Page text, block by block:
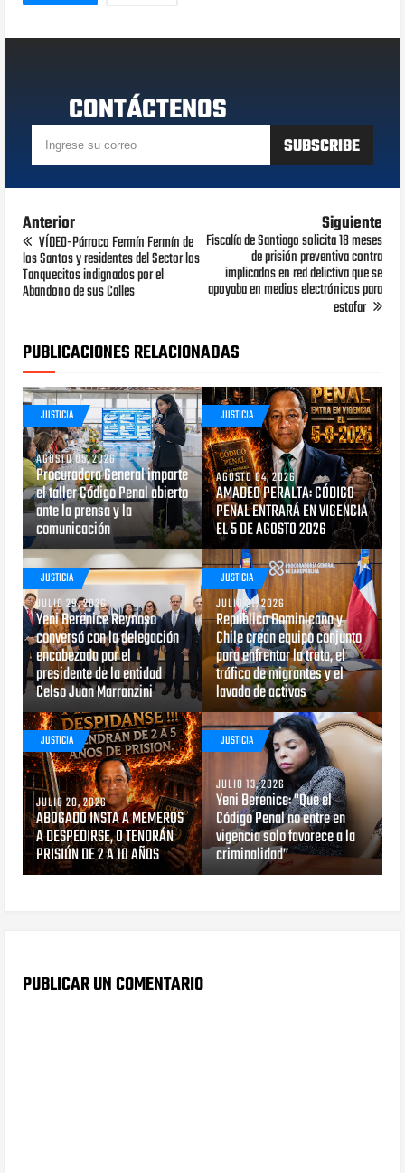
CONTÁCTENOS
Anterior
VÍDEO-Párroco Fermín Fermín de
los Santos y residentes del Sector los
Tanquecitos indignados por el
Abandono de sus Calles
Siguiente
Fiscalía de Santiago solicita 18 meses
de prisión preventiva contra
implicados en red delictiva que se
apoyaba en medios electrónicos para
estafar
PUBLICACIONES RELACIONADAS
JUSTICIA
AGOSTO 05, 2026
Procuradora General imparte
el taller Código Penal abierto
ante la prensa y la
comunicación
JUSTICIA
AGOSTO 04, 2026
AMADEO PERALTA: CÓDIGO
PENAL ENTRARÁ EN VIGENCIA
EL 5 DE AGOSTO 2026
JUSTICIA
JULIO 29, 2026
Yeni Berenice Reynoso
conversó con la delegación
encabezada por el
presidente de la entidad
Celso Juan Marranzini
JUSTICIA
JULIO 21, 2026
República Dominicana y
Chile crean equipo conjunto
para enfrentar la trata, el
tráfico de migrantes y el
lavado de activos
JUSTICIA
JULIO 20, 2026
ABOGADO INSTA A MEMEROS
A DESPEDIRSE, O TENDRÁN
PRISIÓN DE 2 A 10 AÑOS
JUSTICIA
JULIO 13, 2026
Yeni Berenice: "Que el
Código Penal no entre en
vigencia solo favorece a la
criminalidad”
PUBLICAR UN COMENTARIO